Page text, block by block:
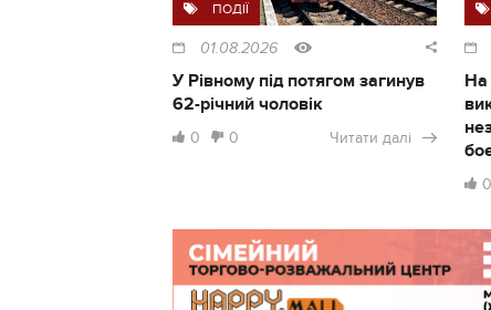
ПОДІЇ
01.08.2026
У Рівному під потягом загинув
62-річний чоловік
0 0 Читати далі
На
0